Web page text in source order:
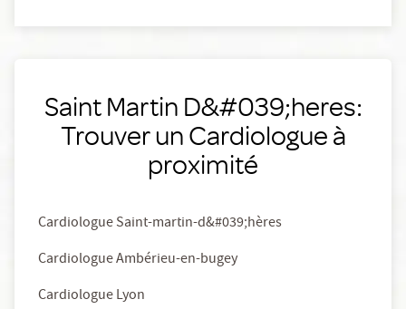
Saint Martin D&#039;heres:
Trouver un Cardiologue à
proximité
Cardiologue Saint-martin-d&#039;hères
Cardiologue Ambérieu-en-bugey
Cardiologue Lyon